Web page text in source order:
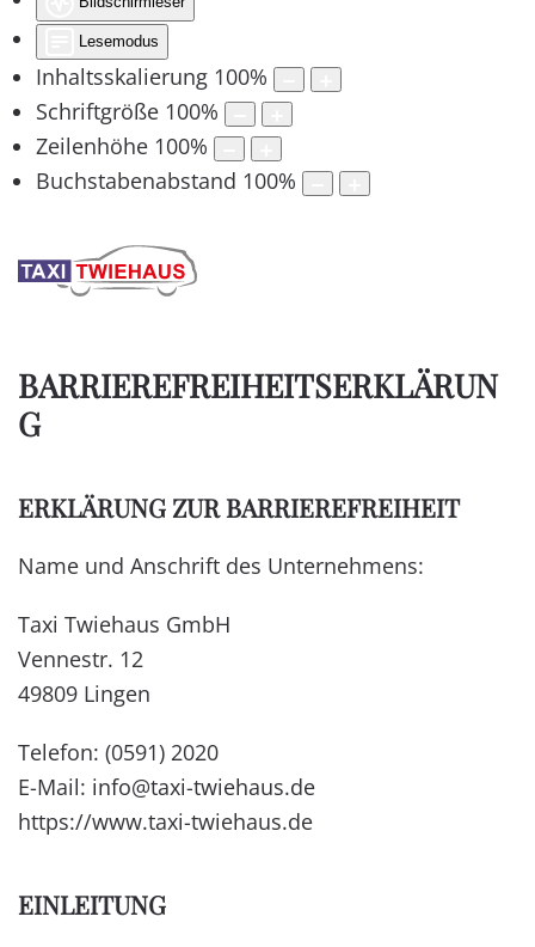
Lesemodus
Inhaltsskalierung 100%
Schriftgröße 100%
Zeilenhöhe 100%
Buchstabenabstand 100%
BARRIEREFREIHEITSERKLÄRUN
G
ERKLÄRUNG ZUR BARRIEREFREIHEIT
Name und Anschrift des Unternehmens:
Taxi Twiehaus GmbH
Vennestr. 12
49809 Lingen
Telefon: (0591) 2020
E-Mail: info@taxi-twiehaus.de
https://www.taxi-twiehaus.de
EINLEITUNG